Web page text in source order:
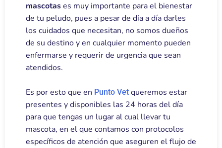
mascotases muy importante para el bienestar
de tu peludo, pues a pesar de día a día darles
los cuidados que necesitan, no somos dueños
de su destino y en cualquier momento pueden
enfermarse y requerir de urgencia que sean
atendidos.
Es por esto que en Punto Vet queremos estar
presentes y disponibles las 24 horas del día
para que tengas un lugar al cual llevar tu
mascota, en el que contamos con protocolos
específicos de atención que aseguren el flujo de